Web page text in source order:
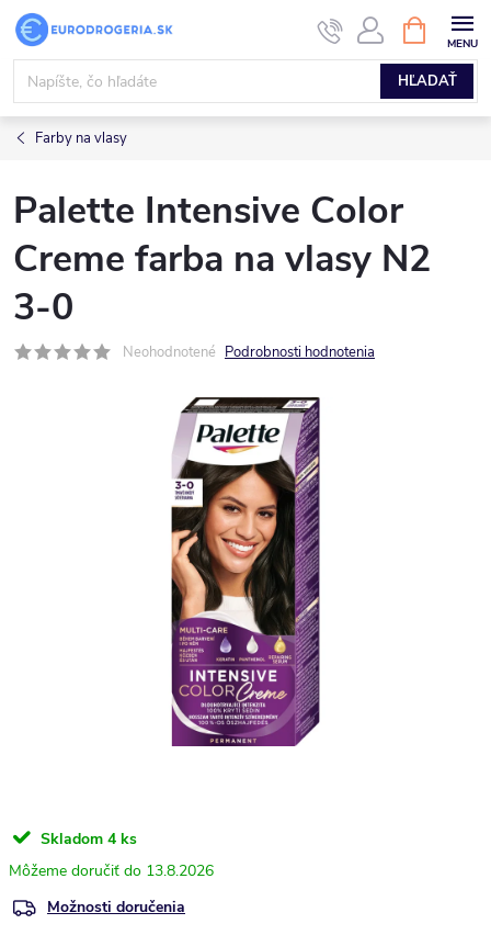
Prejsť
obsah
HĽADAŤ
KOŠÍK
Farby na vlasy
Palette Intensive Color
Creme farba na vlasy N2
3-0
Neohodnotené Podrobnosti hodnotenia
Skladom 4 ks
13.8.2026
Možnosti doručenia